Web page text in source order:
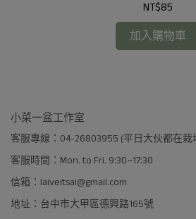
NT$85
加入購物車
小菜一盆工作室
客服專線：04-26803955 (平日大伙都在栽
客服時間：Mon. to Fri. 9:30~17:30
信箱：laiveitsai@gmail.com
地址：台中市大甲區德興路165號